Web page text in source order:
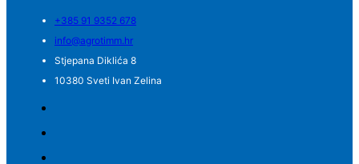
+385 91 9352 678
info@agrotimm.hr
Stjepana Diklića 8
10380 Sveti Ivan Zelina